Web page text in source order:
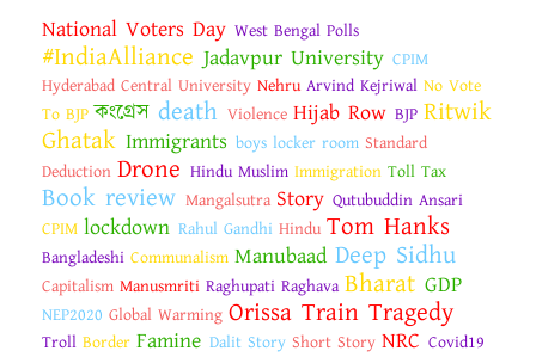
National Voters Day West Bengal Polls
#IndiaAlliance Jadavpur University CPIM
Hyderabad Central University Nehru Arvind Kejriwal No Vote
To BJP কংগ্রেস death Violence Hijab Row BJP Ritwik
Ghatak Immigrants boys locker room Standard
Deduction Drone Hindu Muslim Immigration Toll Tax
Book review Mangalsutra Story Qutubuddin Ansari
CPIM lockdown Rahul Gandhi Hindu Tom Hanks
Bangladeshi Communalism Manubaad Deep Sidhu
Capitalism Manusmriti Raghupati Raghava Bharat GDP
NEP2020 Global Warming Orissa Train Tragedy
Troll Border Famine Dalit Story Short Story NRC Covid19